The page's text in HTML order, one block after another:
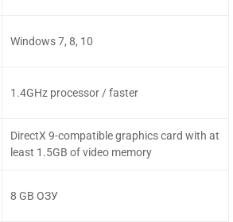
Windows 7, 8, 10
1.4GHz processor / faster
DirectX 9-compatible graphics card with at
least 1.5GB of video memory
8 GB ОЗУ